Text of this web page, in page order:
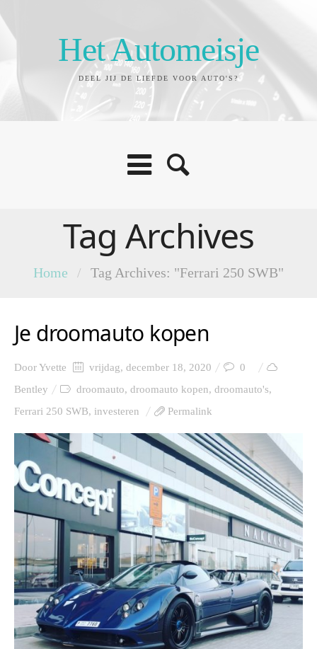
Het Automeisje
DEEL JIJ DE LIEFDE VOOR AUTO'S?
Tag Archives
Home / Tag Archives: "Ferrari 250 SWB"
Je droomauto kopen
DoorYvette vrijdag, december 18, 2020
0
Bentley
droomauto, droomauto kopen, droomauto's,
Ferrari 250 SWB, investeren Permalink